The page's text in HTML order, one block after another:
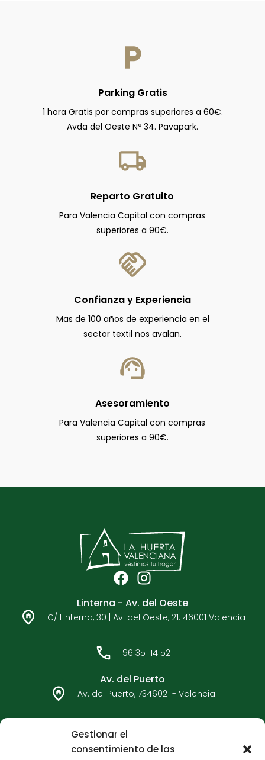
Gestionar el
consentimiento de las
Parking Gratis
1 hora Gratis por compras superiores a 60€.
Avda del Oeste Nº 34. Pavapark.
Reparto Gratuito
Para Valencia Capital con compras
superiores a 90€.
Confianza y Experiencia
Mas de 100 años de experiencia en el
sector textil nos avalan.
Asesoramiento
Para Valencia Capital con compras
superiores a 90€.
F
a
c
e
o
k
I
s
t
g
a
m
Linterna - Av. del Oeste
C/ Linterna, 30 | Av. del Oeste, 21. 46001 Valencia
96 351 14 52
Av. del Puerto
Av. del Puerto, 7346021 - Valencia
96 362 33 92
Carteros - Bulervard Sur